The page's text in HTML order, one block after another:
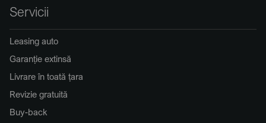
Servicii
Leasing auto
Garanție extinsă
Livrare în toată țara
Revizie gratuită
Buy-back